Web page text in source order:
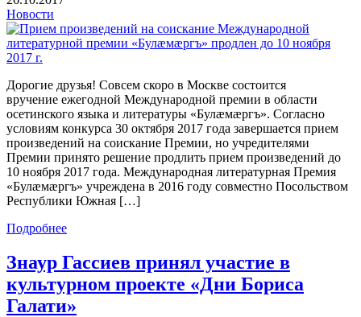
Новости
Дорогие друзья! Совсем скоро в Москве состоится
вручение ежегодной Международной премии в области
осетинского языка и литературы «Булæмæргъ». Согласно
условиям конкурса 30 октября 2017 года завершается прием
произведений на соискание Премии, но учредителями
Премии принято решение продлить прием произведений до
10 ноября 2017 года. Международная литературная Премия
«Булæмæргъ» учреждена в 2016 году совместно Посольством
Республики Южная […]
Подробнее
Знаур Гассиев принял участие в
культурном проекте «Дни Бориса
Галати»